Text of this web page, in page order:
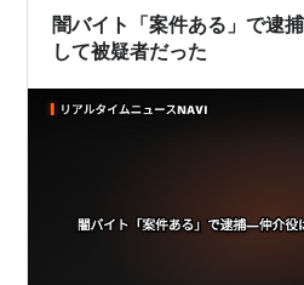
闇バイト「案件ある」で逮
して被疑者だった